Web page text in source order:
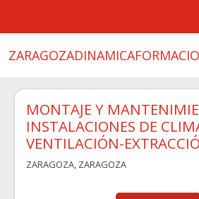
MONTAJE Y
INSTALACIONES DE
VENTILACIÓN-
ZARAGOZA, ZARAGOZA